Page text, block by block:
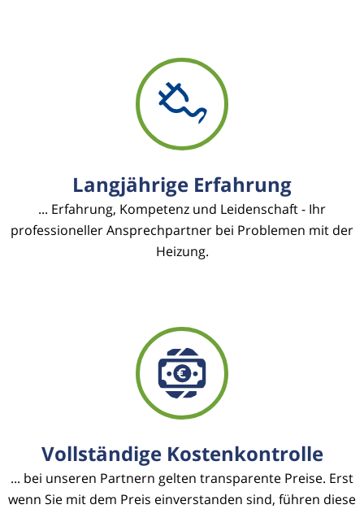
Langjährige Erfahrung
... Erfahrung, Kompetenz und Leidenschaft - Ihr
professioneller Ansprechpartner bei Problemen mit der
Heizung.
Vollständige Kostenkontrolle
... bei unseren Partnern gelten transparente Preise. Erst
wenn Sie mit dem Preis einverstanden sind, führen diese